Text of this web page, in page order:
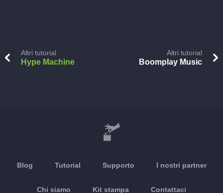
Altri tutorial
Hype Machine
Altri tutorial
Boomplay Music
Blog Tutorial Supporto I nostri partner
Chi siamo Kit stampa Contattaci